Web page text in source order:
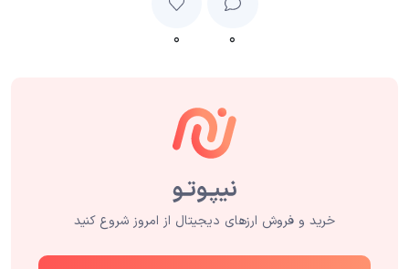
۰ ۰
خرید و فروش ارزهای دیجیتال از امروز شروع کنید